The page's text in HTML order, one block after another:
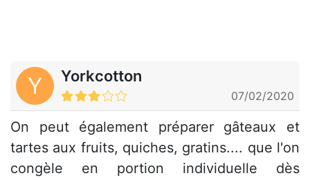
Y Yorkcotton
07/02/2020
On peut également préparer gâteaux et
tartes aux fruits, quiches, gratins.... que l'on
congèle en portion individuelle dès